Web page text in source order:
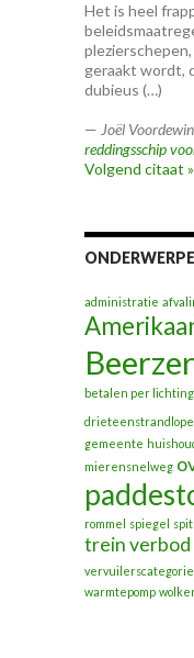
Het is heel
geraakt wordt,
dubieus (…)
— Joël
reddingsschip
Volgend citaat »
administratie
betalen per lichting
gemeente
mierensnelweg
rommel spiegel
treinverbod
vervuilerscategorie
warmtepomp